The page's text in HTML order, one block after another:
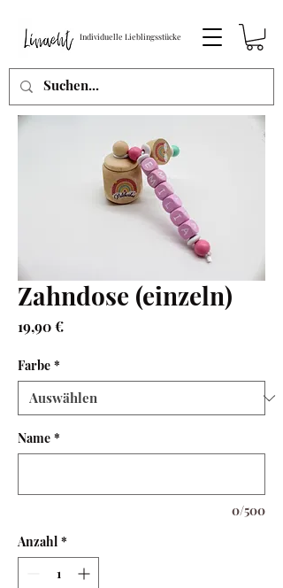
Individuelle Lieblingsstücke
Zahndose (einzeln)
19,90 €Preis
Farbe *
Name *
0/500
Anzahl *